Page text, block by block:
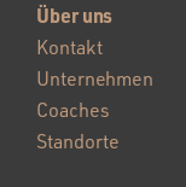
Über uns
Kontakt
Unternehmen
Coaches
Standorte